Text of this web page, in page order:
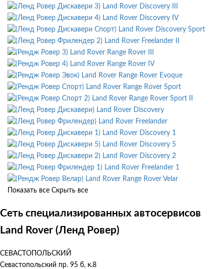
Land Rover Discovery III
Land Rover Discovery IV
Land Rover Discovery Sport
Land Rover Freelander II
Land Rover Range Rover III
Land Rover Range Rover IV
Land Rover Range Rover Evoque
Land Rover Range Rover Sport
Land Rover Range Rover Sport II
Land Rover Discovery
Land Rover Freelander
Land Rover Discovery 1
Land Rover Discovery 5
Land Rover Discovery 2
Land Rover Freelander 1
Land Rover Range Rover Velar
Показать все Скрыть все
Сеть специализированных автосервисов
Land Rover (Ленд Ровер)
СЕВАСТОПОЛЬСКИЙ
Севастопольский пр. 95 б, к.8